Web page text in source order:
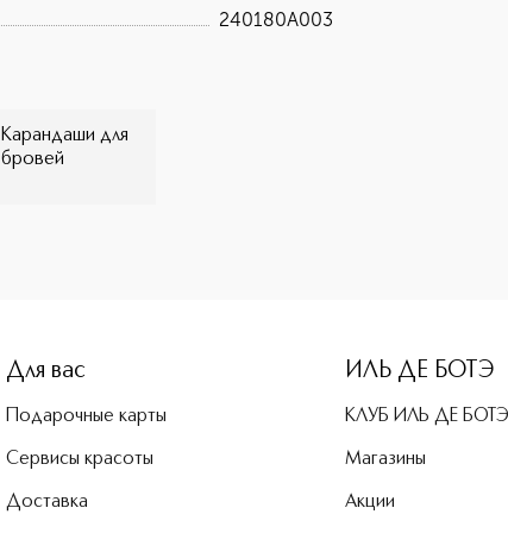
240180A003
Карандаши для
бровей
Для вас
Подарочные карты
Сервисы красоты
Доставка
ИЛЬ ДЕ БОТЭ
КЛУБ ИЛЬ ДЕ БОТЭ
Магазины
Акции